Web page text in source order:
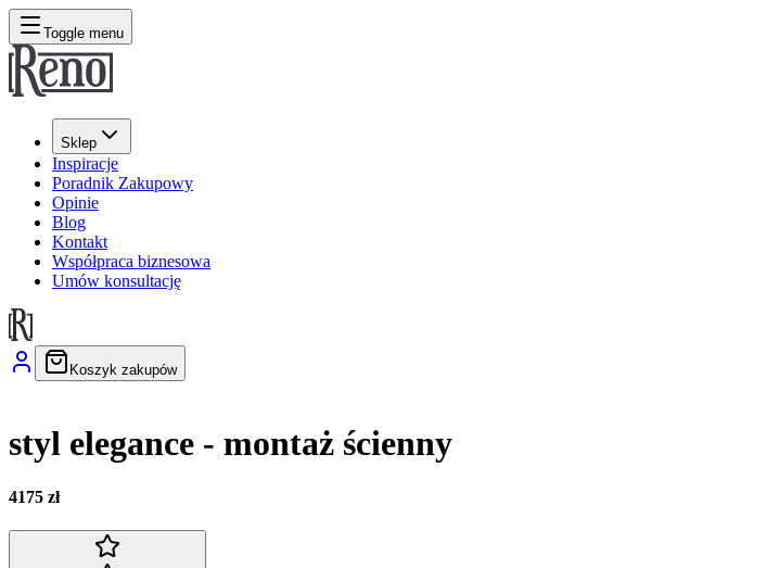
Toggle menu
Sklep
Inspiracje
Poradnik Zakupowy
Opinie
Blog
Kontakt
Współpraca biznesowa
Umów konsultację
Koszyk zakupów
styl elegance - montaż ścienny
4175 zł